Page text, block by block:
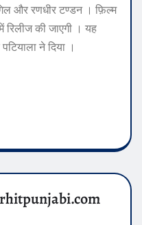
और रणधीर टण्डन । फ़िल्म
रिलीज की जाएगी । यह
ने दिया ।